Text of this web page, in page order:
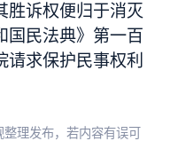
胜诉权便归于消灭
国民法典》第一百
请求保护民事权利
理发布，若内容有误可